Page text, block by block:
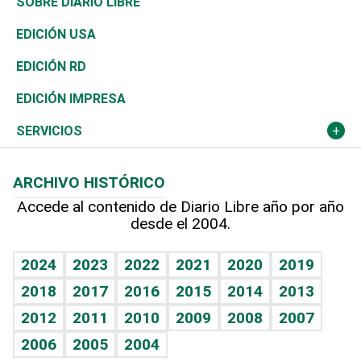
Reportajes
África
Ocenanía
Caribe
Resto del mundo
Vivienda
Telecom.
Global y variable
Economía personal
Buena Vida
Sociales
Novedades
Podcast Arte Libre
Hablando con el pediatra
Vida y familia
Eñe
Celebrando la vida
Sin complejos
Ciclismo
Tenis
Olimpismo
Más deportes
Línea de hit
TBT Deportivo
En Directo
El Espía
Noticiero Poteleche
Columnistas
Más firmas
Tecnología
Historia
Martes de tecnología
Cambio climático
Economía
Revista
Deportes
Opinión
Hecho en casa
Guía del dinero
EDICIÓN USA
EDICIÓN RD
EDICIÓN IMPRESA
SERVICIOS
Cumpleaños
Horóscopos
Crucigramas
ARCHIVO HISTÓRICO
Accede al contenido de Diario Libre año por año
desde el 2004.
2024 2023 2022 2021 2020
2019
2018
2017 2016 2015 2014
2013
2012
2011 2010 2009 2008
2007
2006
2005 2004